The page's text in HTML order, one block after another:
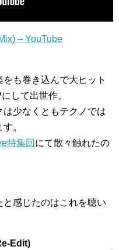
– YouTube
も巻き込んで大ヒット
して出世作。
少なくともテクノでは
。
特集回 にて散々触れたの
感じたのはこれを聴い
Edit)